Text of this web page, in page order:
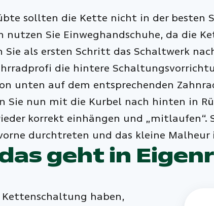
sollten die Kette nicht in der besten
nutzen Sie Einweghandschuhe, da die
Sie als ersten Schritt das Schaltwerk
die hintere
unten auf dem entsprechenden
Sie nun mit die Kurbel nach hinten in
korrekt einhängen und „mitlaufen“.
durchtreten und das kleine Malheur
geht in
haben,